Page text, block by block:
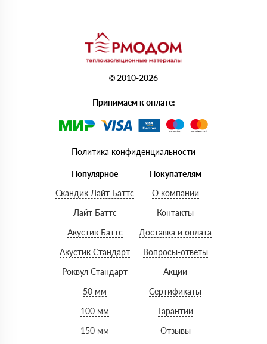
© 2010-2026
Принимаем к оплате:
Политика конфиденциальности
Популярное
Скандик Лайт Баттс
Лайт Баттс
Акустик Баттс
Акустик Стандарт
Роквул Стандарт
50 мм
100 мм
150 мм
Покупателям
О компании
Контакты
Доставка и оплата
Вопросы-ответы
Акции
Сертификаты
Гарантии
Отзывы